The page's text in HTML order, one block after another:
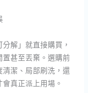
解」就直接購買，
甚至丟棄。選購前
潔、局部刷洗，還
真正派上用場。